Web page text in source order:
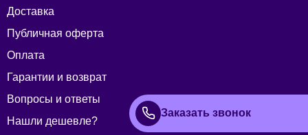
Доставка
Публичная оферта
Оплата
Гарантии и возврат
Вопросы и ответы
Нашли дешевле?
Заказать звонок